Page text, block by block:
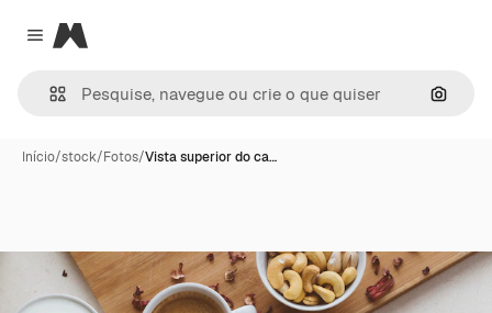
Close menu
Magnific
Início/stock/Fotos/Vista superior do ca…